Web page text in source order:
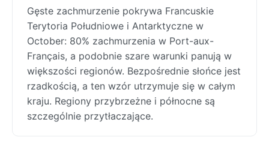
Gęste zachmurzenie pokrywa Francuskie
Terytoria Południowe i Antarktyczne w
October: 80% zachmurzenia w Port-aux-
Français, a podobnie szare warunki panują w
większości regionów. Bezpośrednie słońce jest
rzadkością, a ten wzór utrzymuje się w całym
kraju. Regiony przybrzeżne i północne są
szczególnie przytłaczające.